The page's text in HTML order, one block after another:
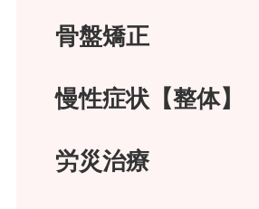
骨盤矯正
慢性症状【整体】
労災治療